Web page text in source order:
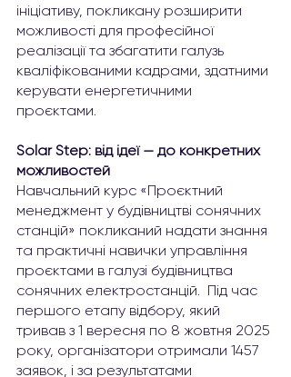
ініціативу, покликану розширити
можливості для професійної
реалізації та збагатити галузь
кваліфікованими кадрами, здатними
керувати енергетичними
проєктами.
Solar Step: від ідеї — до конкретних
можливостей
Навчальний курс «Проєктний
менеджмент у будівництві сонячних
станцій» покликаний надати знання
та практичні навички управління
проєктами в галузі будівництва
сонячних електростанцій.  Під час
першого етапу відбору, який
тривав з 1 вересня по 8 жовтня 2025
року, організатори отримали 1457
заявок, і за результатами